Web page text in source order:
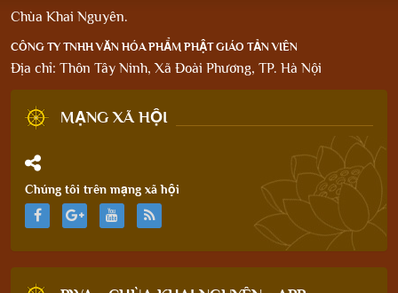
Chùa Khai Nguyên.
CÔNG TY TNHH VĂN HÓA PHẨM PHẬT GIÁO TẢN VIÊN
Địa chỉ: Thôn Tây Ninh, Xã Đoài Phương, TP. Hà Nội
MẠNG XÃ HỘI
Chúng tôi trên mạng xã hội